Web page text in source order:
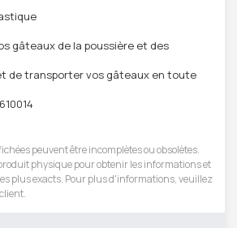
gâteaux de la poussière et des
de transporter vos gâteaux en toute
610014
peuvent être incomplètes ou obsolètes.
physique pour obtenir les informations et
plus exacts. Pour plus d'informations, veuillez